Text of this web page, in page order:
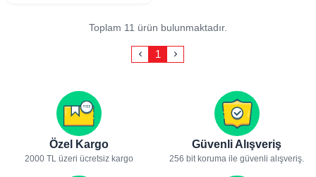
Toplam 11 ürün bulunmaktadır.
1
Özel Kargo
2000 TL üzeri ücretsiz kargo
Güvenli Alışveriş
256 bit koruma ile güvenli alışveriş.